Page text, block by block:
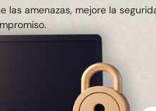
las amenazas, mejore la